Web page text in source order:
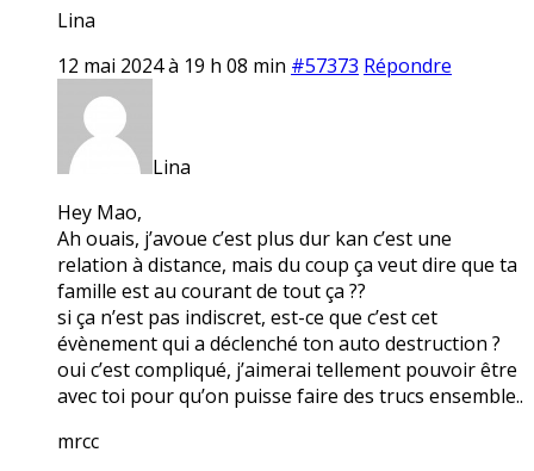
Lina
12 mai 2024 à 19 h 08 min #57373 Répondre
Lina
Hey Mao,
Ah ouais, j’avoue c’est plus dur kan c’est une
relation à distance, mais du coup ça veut dire que ta
famille est au courant de tout ça ??
si ça n’est pas indiscret, est-ce que c’est cet
évènement qui a déclenché ton auto destruction ?
oui c’est compliqué, j’aimerai tellement pouvoir être
avec toi pour qu’on puisse faire des trucs ensemble..
mrcc